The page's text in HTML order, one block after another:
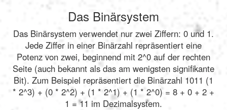
Das Binärsystem
Das Binärsystem verwendet nur zwei Ziffern: 0 und 1.
Jede Ziffer in einer Binärzahl repräsentiert eine
Potenz von zwei, beginnend mit 2^0 auf der rechten
Seite (auch bekannt als das am wenigsten signifikante
Bit). Zum Beispiel repräsentiert die Binärzahl 1011 (1
* 2^3) + (0 * 2^2) + (1 * 2^1) + (1 * 2^0) = 8 + 0 + 2 +
1 = 11 im Dezimalsystem.